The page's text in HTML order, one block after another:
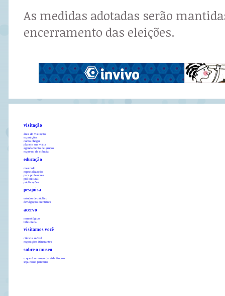
As medidas adotadas serão
encerramento das eleições.
visitação
área de visitação
exposições
como chegar
planeje sua visita
agendamento de grupos
expresso da ciência
educação
mestrado
especialização
para professores
pró-cultural
publicações
pesquisa
estudos de público
divulgação científica
acervo
museológico
biblioteca
visitamos você
ciência móvel
exposições itinerantes
sobre o museu
o que é o museu da vida fiocruz
seja nosso parceiro